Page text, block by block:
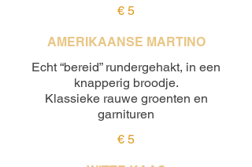
€ 5
AMERIKAANSE MARTINO
Echt “bereid” rundergehakt, in een
knapperig broodje.
Klassieke rauwe groenten en
garnituren
€ 5